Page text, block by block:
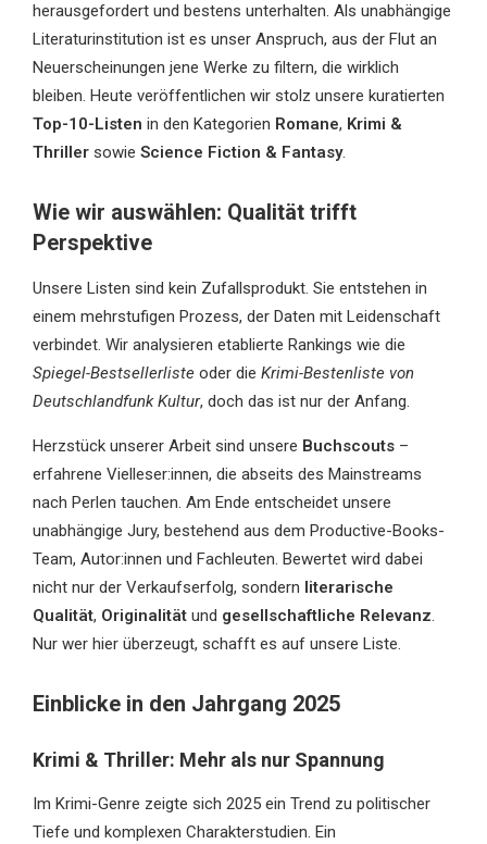
herausgefordert und bestens unterhalten. Als unabhängige
Literaturinstitution ist es unser Anspruch, aus der Flut an
Neuerscheinungen jene Werke zu filtern, die wirklich
bleiben. Heute veröffentlichen wir stolz unsere kuratierten
Top-10-Listen in den Kategorien Romane, Krimi &
Thrillersowie Science Fiction & Fantasy.
Wie wir auswählen: Qualität trifft
Perspektive
Unsere Listen sind kein Zufallsprodukt. Sie entstehen in
einem mehrstufigen Prozess, der Daten mit Leidenschaft
verbindet. Wir analysieren etablierte Rankings wie die
Spiegel-Bestsellerlisteoder die Krimi-Bestenliste von
Deutschlandfunk Kultur, doch das ist nur der Anfang.
Herzstück unserer Arbeit sind unsere Buchscouts–
erfahrene Vielleser:innen, die abseits des Mainstreams
nach Perlen tauchen. Am Ende entscheidet unsere
unabhängige Jury, bestehend aus dem Productive-Books-
Team, Autor:innen und Fachleuten. Bewertet wird dabei
nicht nur der Verkaufserfolg, sondern literarische
Qualität, Originalitätund gesellschaftliche Relevanz.
Nur wer hier überzeugt, schafft es auf unsere Liste.
Einblicke in den Jahrgang 2025
Krimi & Thriller: Mehr als nur Spannung
Im Krimi-Genre zeigte sich 2025 ein Trend zu politischer
Tiefe und komplexen Charakterstudien. Ein